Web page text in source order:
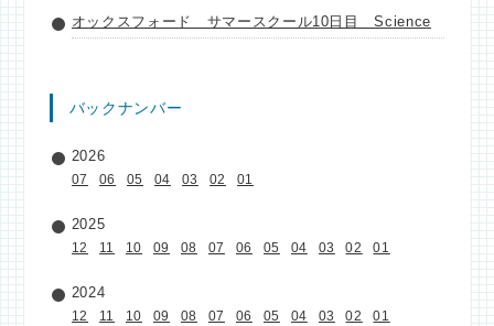
オックスフォード サマースクール10日目 Science
バックナンバー
2026
07 06 05 04 03 02 01
2025
12 11 10 09 08 07 06 05 04 03 02 01
2024
12 11 10 09 08 07 06 05 04 03 02 01